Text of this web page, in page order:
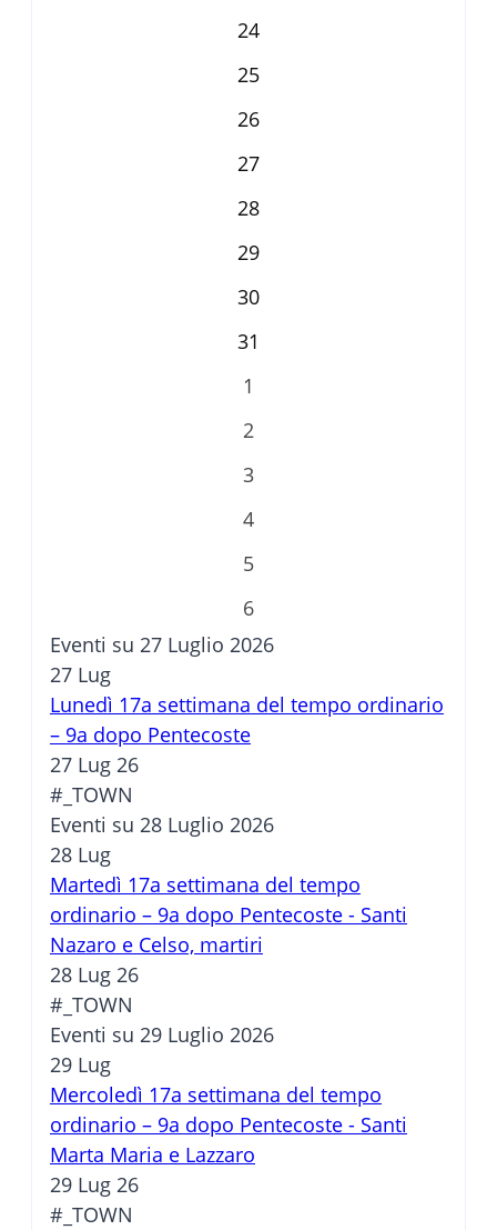
24
25
26
27
28
29
30
31
1
2
3
4
5
6
Eventi su 27 Luglio 2026
27 Lug
Lunedì 17a settimana del tempo ordinario
– 9a dopo Pentecoste
27 Lug 26
#_TOWN
Eventi su 28 Luglio 2026
28 Lug
Martedì 17a settimana del tempo
ordinario – 9a dopo Pentecoste - Santi
Nazaro e Celso, martiri
28 Lug 26
#_TOWN
Eventi su 29 Luglio 2026
29 Lug
Mercoledì 17a settimana del tempo
ordinario – 9a dopo Pentecoste - Santi
Marta Maria e Lazzaro
29 Lug 26
#_TOWN